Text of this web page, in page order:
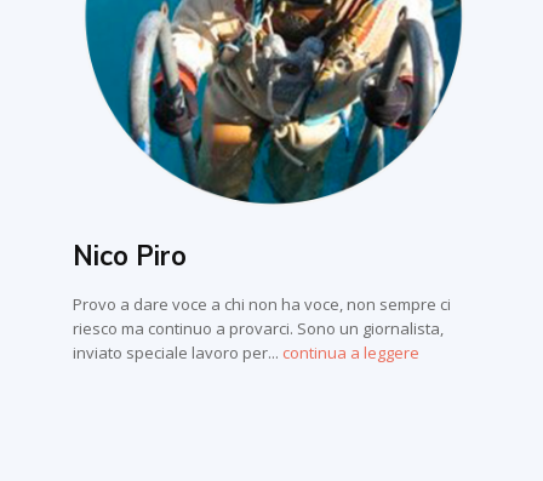
Nico Piro
Provo a dare voce a chi non ha voce, non sempre ci
riesco ma continuo a provarci. Sono un giornalista,
inviato speciale lavoro per... continua a leggere